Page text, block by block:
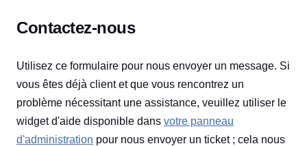
Contactez-nous
Utilisez ce formulaire pour nous envoyer un message. Si
vous êtes déjà client et que vous rencontrez un
problème nécessitant une assistance, veuillez utiliser le
widget d'aide disponible dans votre panneau
d'administration pour nous envoyer un ticket ; cela nous